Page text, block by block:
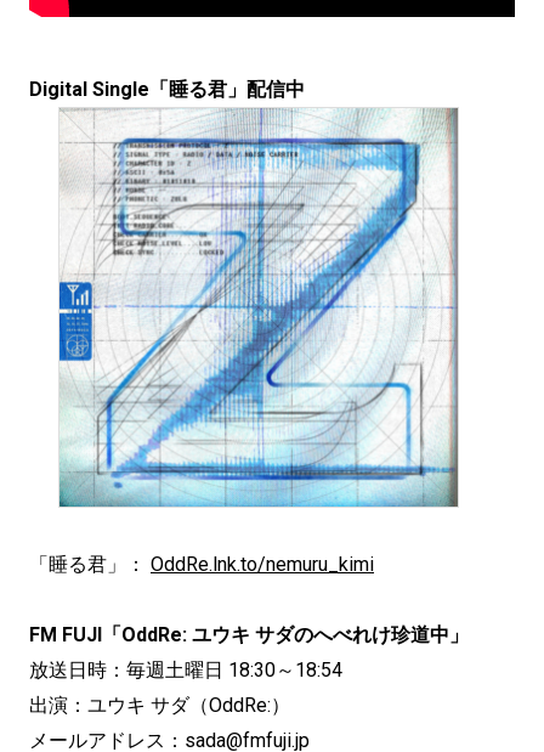
Digital Single「睡る君」配信中
「睡る君」： OddRe.lnk.to/nemuru_kimi
FM FUJI「OddRe: ユウキ サダのへべれけ珍道中」
放送日時：毎週土曜日 18:30～18:54
出演：ユウキ サダ（OddRe:）
メールアドレス：sada@fmfuji.jp